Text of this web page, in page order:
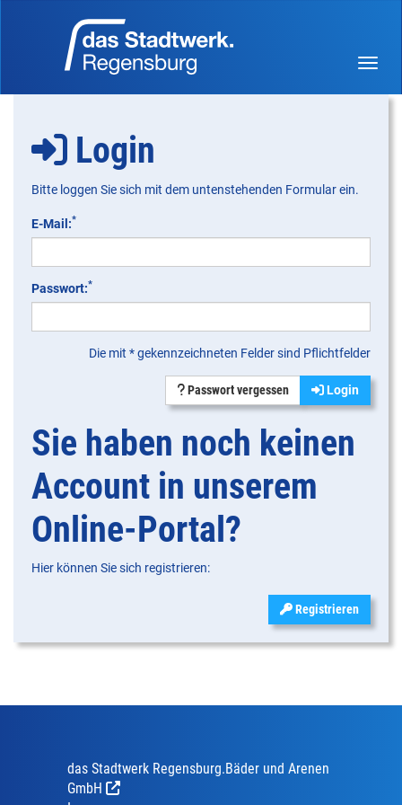
Menü
Login
Bitte loggen Sie sich mit dem untenstehenden Formular ein.
E-Mail:*
Passwort:*
Die mit * gekennzeichneten Felder sind Pflichtfelder
Passwort vergessen Login
Sie haben noch keinen
Account in unserem
Online-Portal?
Hier können Sie sich registrieren:
Registrieren
das Stadtwerk Regensburg.Bäder und Arenen
GmbH